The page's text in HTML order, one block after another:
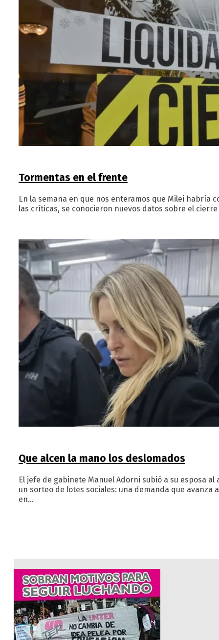
Tormentas en el frente
En la semana en que nos enteramos que Milei habría
las críticas, se conocieron nuevos datos sobre el
Que alcen la mano los deslomados
El jefe de gabinete Manuel Adorni subió a su esposa
un sorteo de lotes sociales: una demanda que
en…